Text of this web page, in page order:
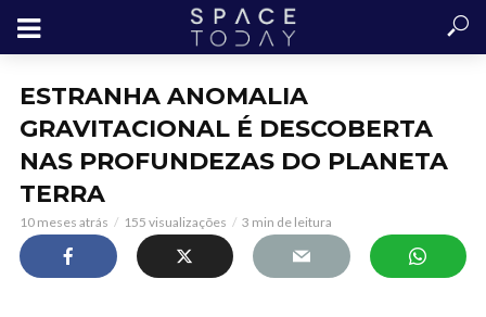
ESTRANHA ANOMALIA
GRAVITACIONAL É DESCOBERTA
NAS PROFUNDEZAS DO PLANETA
TERRA
10 meses atrás 155 visualizações 3 min de leitura